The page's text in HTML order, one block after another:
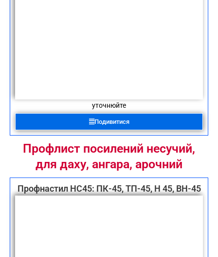
уточнюйте
Подивитися
Профлист посилений несучий,
для даху, ангара, арочний
Профнастил НС45: ПК-45, ТП-45, Н 45, ВН-45